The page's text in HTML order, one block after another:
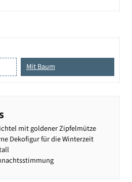
Mit Baum
mit goldener Zipfelmütze
Dekofigur für die Winterzeit